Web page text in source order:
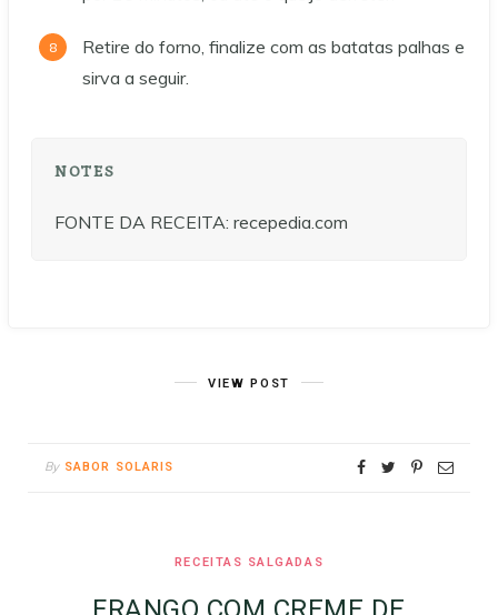
Retire do forno, finalize com as batatas palhas e
sirva a seguir.
NOTES
FONTE DA RECEITA: recepedia.com
VIEW POST
By SABOR SOLARIS
RECEITAS SALGADAS